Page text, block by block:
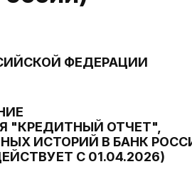
ФЕДЕРАЦИИ
"КРЕДИТНЫЙ ОТЧЕТ",
ИСТОРИЙ В БАНК
С 01.04.2026)